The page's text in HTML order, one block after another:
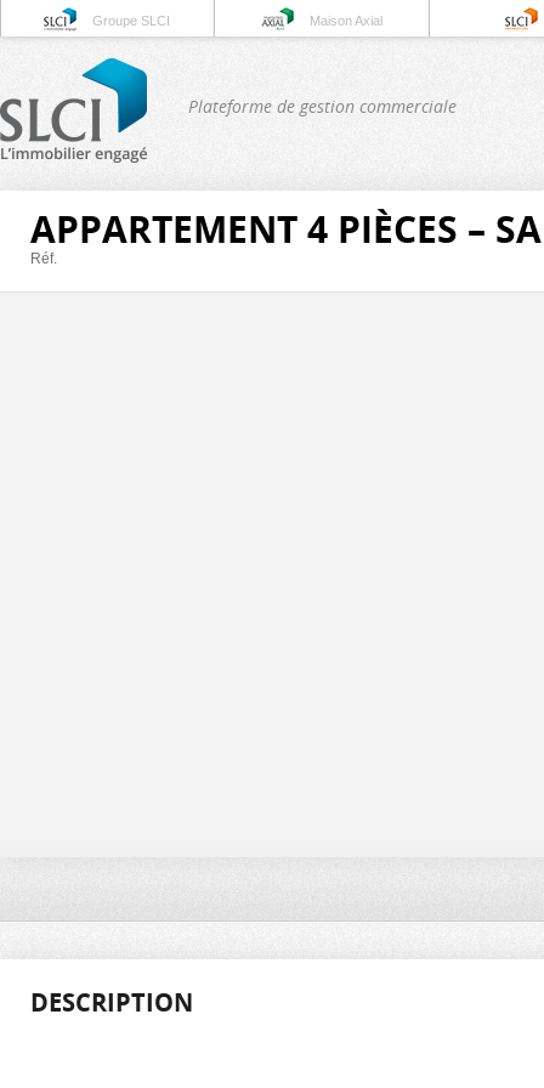
Groupe SLCI Maison Axial
Plateforme de gestion commerciale
APPARTEMENT 4 PIÈCES –
Réf.
DESCRIPTION